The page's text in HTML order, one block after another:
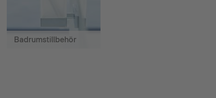
Badrumstillbehör